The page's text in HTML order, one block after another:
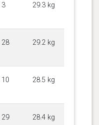
3
29.3 kg
28
29.2 kg
28.5 kg
29
28.4 kg